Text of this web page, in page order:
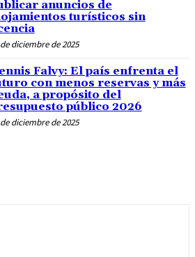
anuncios de
turísticos sin
diciembre de 2025
Falvy: El país enfrenta el
con menos reservas y más
a propósito del
público 2026
diciembre de 2025